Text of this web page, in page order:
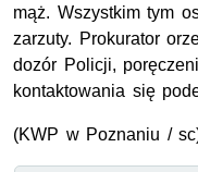
mąż. Wszystkim tym
zarzuty. Prokurator
dozór Policji,
kontaktowania się
(KWP w Poznaniu /